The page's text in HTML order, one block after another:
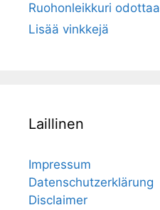
Ruohonleikkuri odottaa
Lisää vinkkejä
Laillinen
Impressum
Datenschutzerklärung
Disclaimer